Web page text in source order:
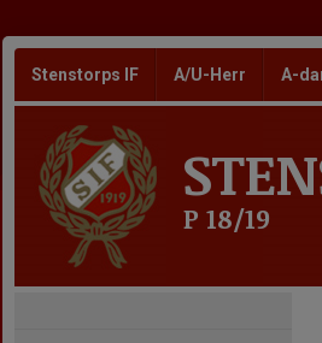
Stenstorps IF A/U-Herr A-
P 18/19